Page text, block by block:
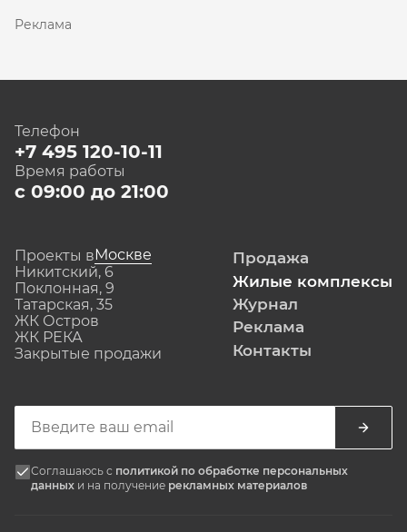
Реклама
Телефон
+7 495 120-10-11
Время работы
с 09:00 до 21:00
Проекты вМоскве
Никитский, 6
Поклонная, 9
Татарская, 35
ЖК Остров
ЖК РЕКА
Закрытые продажи
Продажа
Жилые комплексы
Журнал
Реклама
Контакты
Соглашаюсь с политикой по обработке персональных
данных и на получение рекламных материалов